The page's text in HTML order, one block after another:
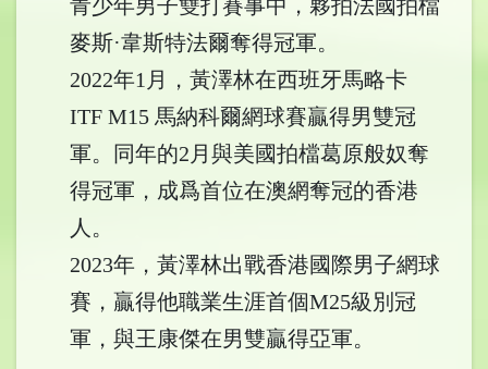
青少年男子雙打賽事中，夥拍法國拍檔
麥斯·韋斯特法爾奪得冠軍。
2022年1月，黃澤林在西班牙馬略卡
ITF M15 馬納科爾網球賽贏得男雙冠
軍。同年的2月與美國拍檔葛原般奴奪
得冠軍，成爲首位在澳網奪冠的香港
人。
2023年，黃澤林出戰香港國際男子網球
賽，贏得他職業生涯首個M25級別冠
軍，與王康傑在男雙贏得亞軍。